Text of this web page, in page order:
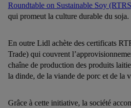
Roundtable on Sustainable Soy
qui promeut la culture durable du soja.
En outre Lidl achète des certificats
Trade) qui couvrent
chaîne de production des produits
la dinde, de la viande de porc et de la
Grâce à cette initiative, la société